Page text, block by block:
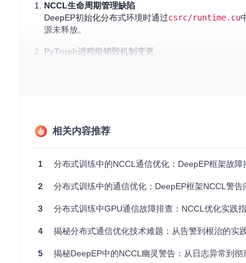
NCCL生命周期管理缺陷
DeepEP初始化分布式环境时通过csrc/runtime.cu
源未释放。
PyTorch进程组销毁机制变更
的生命
中存在进程组创建但未显式销毁
CCL操作。
底层通信架构示意图
图1：DeepEP中GPU-CPU通信流程与NCCL资源调用关系
验证多路径解决方案
相关内容推荐
1 分布式训练中的NCCL通信优化：DeepEP框架故障
2 分布式训练中的通信优化：DeepEP框架NCCL警告问题
3 分布式训练中GPU通信故障排查：NCCL优化实践
4 揭秘分布式通信优化技术难题：从告警到根治的实
5 揭秘DeepEP中的NCCL幽灵警告：从日志异常到彻